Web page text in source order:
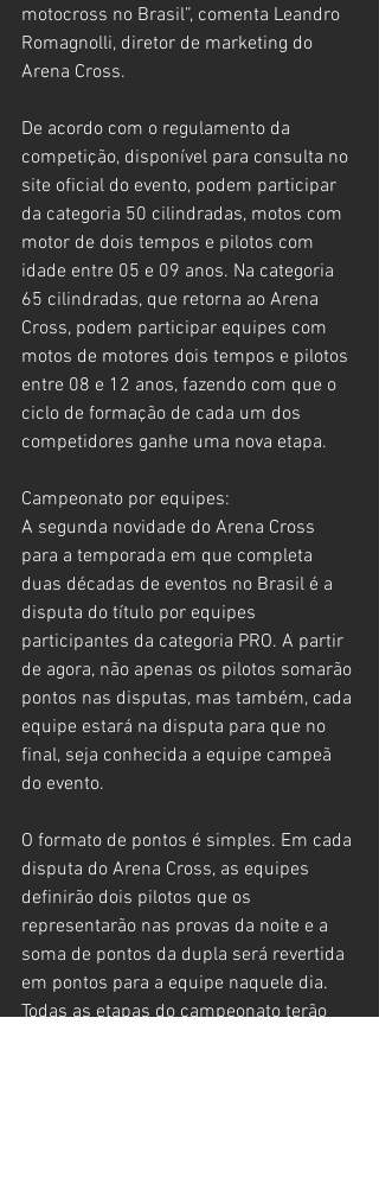
motocross no Brasil”, comenta Leandro
Romagnolli, diretor de marketing do
Arena Cross.
De acordo com o regulamento da
competição, disponível para consulta no
site oficial do evento, podem participar
da categoria 50 cilindradas, motos com
motor de dois tempos e pilotos com
idade entre 05 e 09 anos. Na categoria
65 cilindradas, que retorna ao Arena
Cross, podem participar equipes com
motos de motores dois tempos e pilotos
entre 08 e 12 anos, fazendo com que o
ciclo de formação de cada um dos
competidores ganhe uma nova etapa.
Campeonato por equipes:
A segunda novidade do Arena Cross
para a temporada em que completa
duas décadas de eventos no Brasil é a
disputa do título por equipes
participantes da categoria PRO. A partir
de agora, não apenas os pilotos somarão
pontos nas disputas, mas também, cada
equipe estará na disputa para que no
final, seja conhecida a equipe campeã
do evento.
O formato de pontos é simples. Em cada
disputa do Arena Cross, as equipes
definirão dois pilotos que os
representarão nas provas da noite e a
soma de pontos da dupla será revertida
em pontos para a equipe naquele dia.
Todas as etapas do campeonato terão